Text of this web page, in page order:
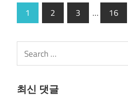
글
이
지
매
1 2 3 … 16
Search
for:
최신 댓글